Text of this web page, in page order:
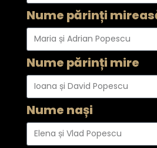
Nume părinți
Nume părinți mire
Nume nași